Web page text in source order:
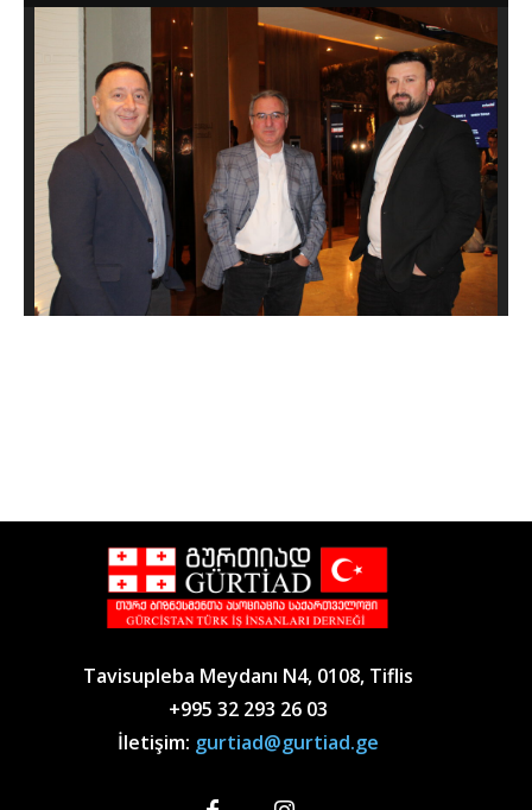
Tavisupleba Meydanı N4, 0108, Tiflis
+995 32 293 26 03
İletişim: gurtiad@gurtiad.ge